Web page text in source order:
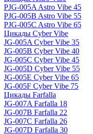
PJG-005A Astro Vibe 45
PJG-005B Astro Vibe 55
PJG-005C Astro Vibe 65
Цикады Cyber Vibe
JG-005A Cyber Vibe 35
JG-005B Cyber Vibe 40
JG-005C Cyber Vibe 45
JG-005D Cyber Vibe 55
JG-005E Cyber Vibe 65
JG-005F Cyber Vibe 75
Цикады Farfalla
JG-007A Farfalla 18
JG-007B Farfalla 22
JG-007C Farfalla 26
JG-007D Farfalla 30